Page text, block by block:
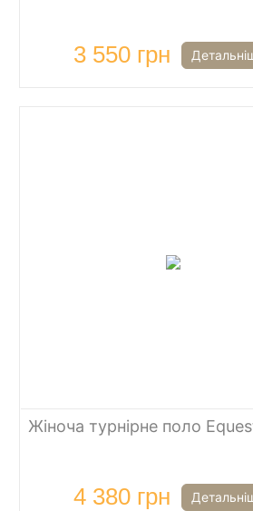
3 550 грн
Жіноча турнірне поло
4 380 грн